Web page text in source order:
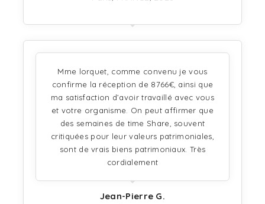
Mme lorquet, comme convenu je vous
confirme la réception de 8766€, ainsi que
ma satisfaction d’avoir travaillé avec vous
et votre organisme. On peut affirmer que
des semaines de time Share, souvent
critiquées pour leur valeurs patrimoniales,
sont de vrais biens patrimoniaux. Très
cordialement
Jean-Pierre G.